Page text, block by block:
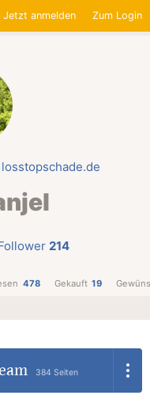
Jetzt anmelden Zum Login
losstopschade.de
214
478 Gekauft 19
384 Seiten